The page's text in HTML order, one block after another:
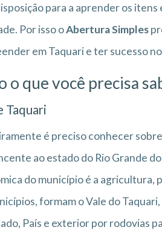
para a aprender os
Por isso oAbertura Simples
em Taquari e ter sucesso
o que você precisa
Taquari
é preciso conhecer
ao estado do Rio Grande
do município é a agricultura,
formam o Vale do
País e exterior por rodovias